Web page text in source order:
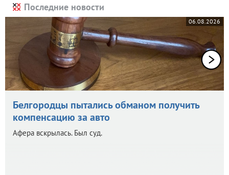
Последние новости
06.08.2026
Белгородцы пытались обманом получить
компенсацию за авто
Афера вскрылась. Был суд.